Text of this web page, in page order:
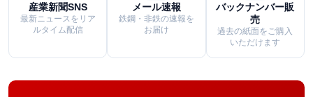
産業新聞SNS
最新ニュースをリア
ルタイム配信
メール速報
鉄鋼・非鉄の速報を
お届け
バックナンバー販
売
過去の紙面をご購入
いただけます